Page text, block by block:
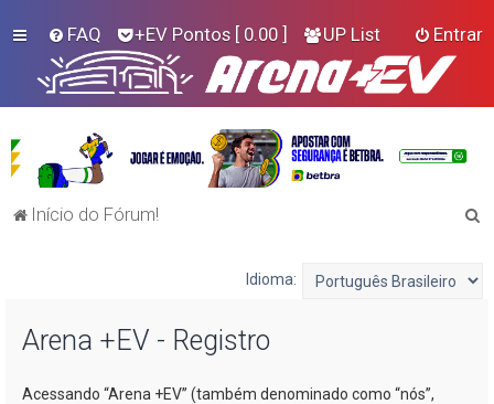
FAQ +EV Pontos [ 0.00 ] UP List Entrar
Início do Fórum!
Idioma:
Arena +EV - Registro
Acessando “Arena +EV” (também denominado como “nós”,